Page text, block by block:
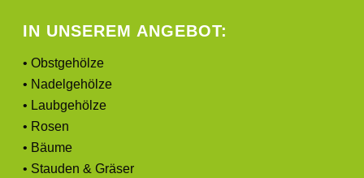
IN UNSEREM ANGEBOT:
• Obstgehölze
• Nadelgehölze
• Laubgehölze
• Rosen
• Bäume
• Stauden & Gräser